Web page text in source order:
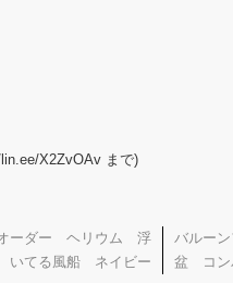
X2ZvOAv まで)
ーダー ヘリウム 浮
いてる風船 ネイビー
バルー
盆 コン